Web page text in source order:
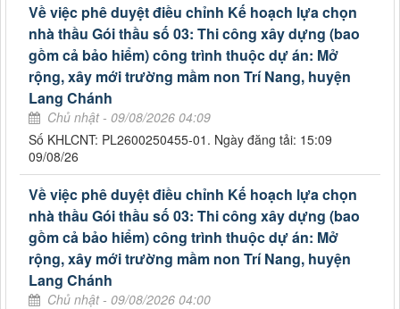
Về việc phê duyệt điều chỉnh Kế hoạch lựa chọn
nhà thầu Gói thầu số 03: Thi công xây dựng (bao
gồm cả bảo hiểm) công trình thuộc dự án: Mở
rộng, xây mới trường mầm non Trí Nang, huyện
Lang Chánh
Chủ nhật - 09/08/2026 04:09
Số KHLCNT: PL2600250455-01. Ngày đăng tải: 15:09
09/08/26
Về việc phê duyệt điều chỉnh Kế hoạch lựa chọn
nhà thầu Gói thầu số 03: Thi công xây dựng (bao
gồm cả bảo hiểm) công trình thuộc dự án: Mở
rộng, xây mới trường mầm non Trí Nang, huyện
Lang Chánh
Chủ nhật - 09/08/2026 04:00